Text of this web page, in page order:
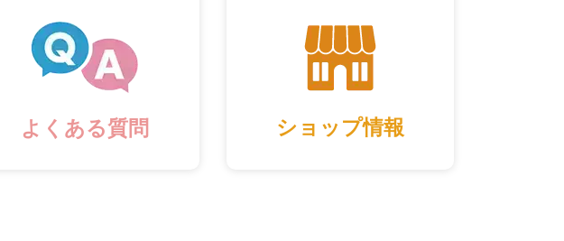
よくある質問 ショップ情報